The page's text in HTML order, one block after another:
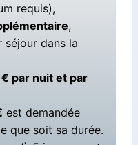
requis),
,
séjour dans la
par nuit et par
est demandée
que soit sa durée.